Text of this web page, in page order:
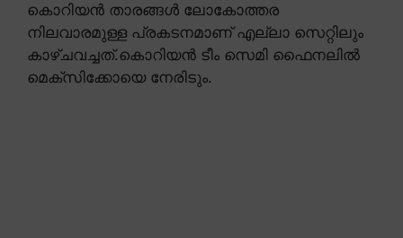
കൊറിയൻ താരങ്ങൾ ലോകോത്തര
നിലവാരമുള്ള പ്രകടനമാണ് എല്ലാ സെറ്റിലും
കാഴ്ചവച്ചത്.കൊറിയൻ ടീം സെമി ഫൈനലിൽ
മെക്സിക്കോയെ നേരിടും.